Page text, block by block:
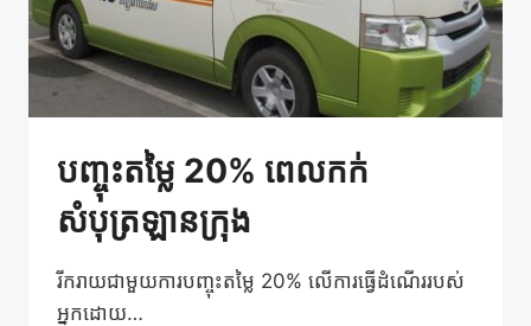
បញ្ចុះតម្លៃ 20% ពេលកក់
សំបុត្រឡានក្រុង
រីករាយជាមួយការបញ្ចុះតម្លៃ 20% លើការធ្វើដំណើររបស់
អ្នកដោយ…